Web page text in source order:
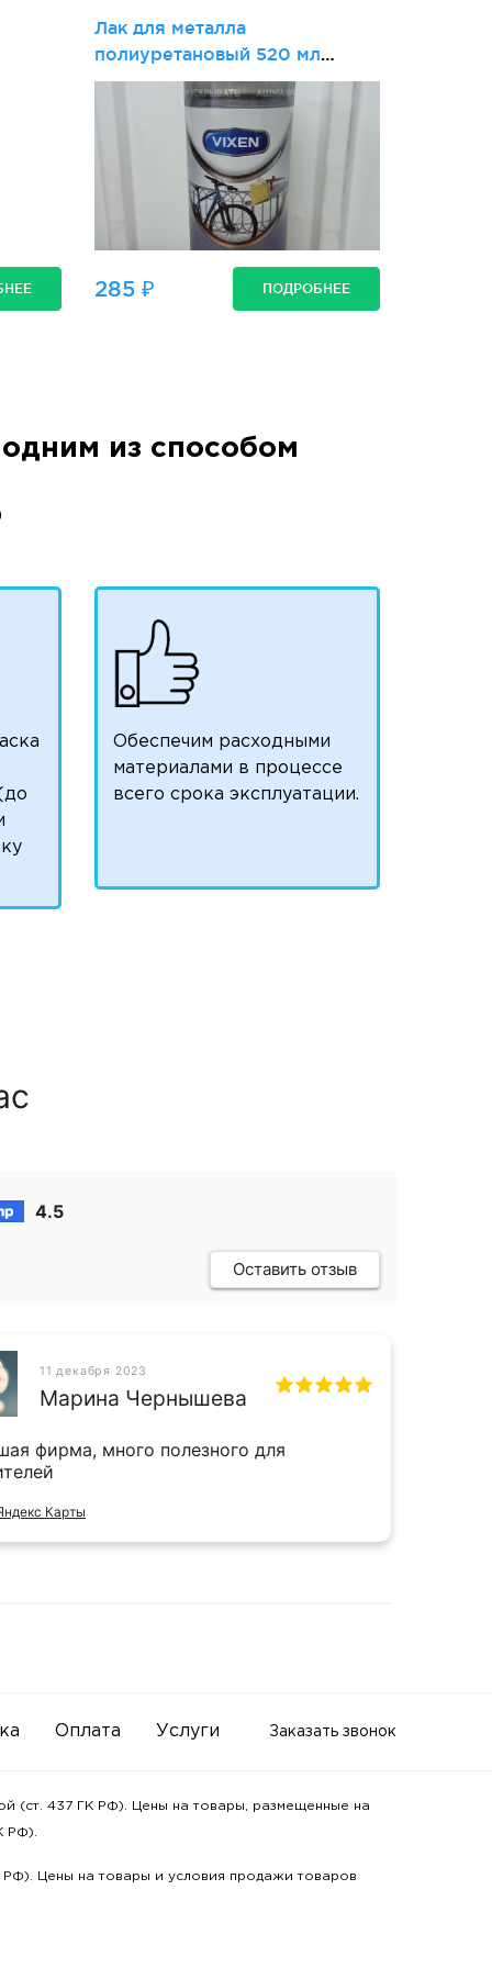
Лак для металла
полиуретановый 520 мл
VIXEN
285 ₽ ПОДРОБНЕЕ
из способом
Обеспечим расходными
материалами в процессе
всего срока эксплуатации.
4.5
Оставить отзыв
11 декабря 2023
Марина Чернышева
фирма, много полезного для
Карты
Оплата Услуги Заказать звонок
(ст. 437 ГК РФ). Цены на товары, размещенные на
РФ).
РФ). Цены на товары и условия продажи товаров